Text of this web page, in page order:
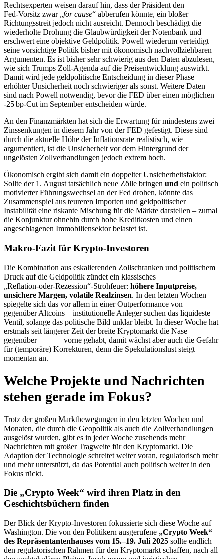
Rechtsexperten weisen darauf hin, dass der Präsident den
Fed‑Vorsitz zwar „for cause“ abberufen könnte, ein bloßer
Richtungs­streit jedoch nicht ausreicht. Dennoch beschädigt die
wiederholte Drohung die Glaubwürdigkeit der Notenbank und
erschwert eine objektive Geldpolitik. Powell wiederum verteidigt
seine vorsichtige Politik bisher mit ökonomisch nachvollziehbaren
Argumenten. Es ist bisher sehr schwierig aus den Daten abzulesen,
wie sich Trumps Zoll‑Agenda auf die Preisentwicklung auswirkt.
Damit wird jede geldpolitische Entscheidung in dieser Phase
erhöhter Unsicherheit noch schwieriger als sonst. Weitere Daten
sind nach Powell notwendig, bevor die FED über einen möglichen
‑25 bp‑Cut im September entscheiden würde.
An den Finanzmärkten hat sich die Erwartung für mindestens zwei
Zinssenkungen in diesem Jahr von der FED gefestigt. Diese sind
durch die aktuelle Höhe der Inflationsrate realistisch, wie
argumentiert, ist die Unsicherheit vor dem Hintergrund der
ungelösten Zollverhandlungen jedoch extrem hoch.
Ökonomisch ergibt sich damit ein doppelter Unsicherheits­faktor:
Sollte der 1. August tatsächlich neue Zölle bringen und ein politisch
motivierter Führungs­wechsel an der Fed drohen, könnte das
Zusammenspiel aus teureren Importen und geldpolitischer
Instabilität eine riskante Mischung für die Märkte darstellen – zumal
die Konjunktur ohnehin durch hohe Kredit­kosten und einen
angeschlagenen Immobilien­sektor belastet ist.
Makro‑Fazit für Krypto‑Investoren
Die Kombination aus eskalierenden Zollschranken und politischem
Druck auf die Geldpolitik zündet ein klassisches
„Reflation‑oder‑Rezession“-Strohfeuer: höhere Inputpreise,
unsichere Margen, volatile Realzinsen. In den letzten Wochen
spiegelte sich das vor allem in einer Outperformance von
gegenüber Altcoins – institutionelle Anleger suchen das liquideste
Ventil, solange das politische Bild unklar bleibt. In dieser Woche hat
erstmals seit längerer Zeit der breite Kryptomarkt die Nase
gegenüber
vorne gehabt, damit wächst aber auch die Gefahr
für (temporäre) Korrekturen, denn die Spekulationslust steigt
momentan an.
Welche Projekte und Nachrichten
stehen gerade im Fokus?
Trotz der großen Marktbewegungen in den letzten Wochen und
Monaten, die durch die Geopolitik als auch die Zollverhandlungen
ausgelöst wurden, gibt es in jeder Woche zusehends mehr
Nachrichten mit großer Tragweite für den Kryptomarkt. Die
Adaption der Technologie schreitet weiter voran, regulatorisch mehr
und mehr unterstützt, da das Potential auch politisch weiter in den
Fokus rückt.
Die „Crypto Week“ wird ihren Platz in den
Geschichtsbüchern finden
Der Blick der Krypto-Investoren fokussierte sich diese Woche auf
Washington. Die von den Politikern ausgerufene „Crypto Week“
des Repräsentantenhauses vom 15.–19. Juli 2025 sollte endlich
den regulatorischen Rahmen für den Kryptomarkt schaffen, nach all